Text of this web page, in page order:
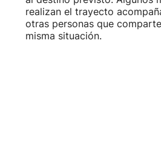
realizan el trayecto
otras personas que
misma situación.